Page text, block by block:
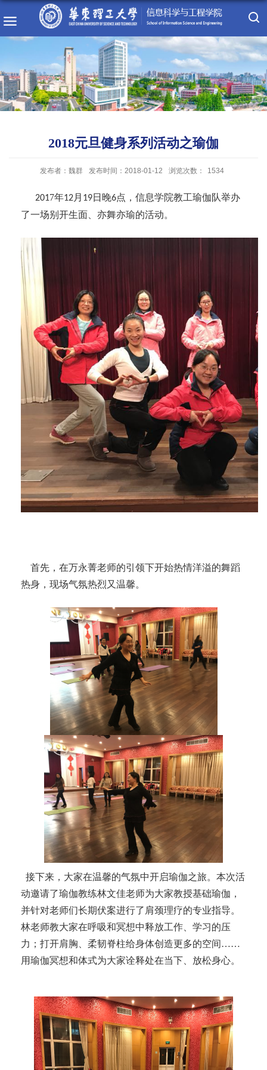
2018元旦健身系列活动之瑜伽
发布者：魏群 发布时间：2018-01-12 浏览次数： 1534
2017年12月 19日晚6点， 信息学院教工瑜伽队举办
了一场别开生面、亦舞亦瑜的活动。
首先，在万永菁老师的引领下开始热情洋溢的舞蹈
热身，现场气氛热烈又温馨。
接下来，大家在温馨的气氛中开启瑜伽之旅。本次活
动邀请了瑜伽教练林文佳老师为大家教授基础瑜伽，
并针对老师们长期伏案进行了肩颈理疗的专业指导。
林老师教大家在呼吸和冥想中释放工作、学习的压
力；打开肩胸、柔韧脊柱给身体创造更多的空间……
用瑜伽冥想和体式为大家诠释处在当下、放松身心。